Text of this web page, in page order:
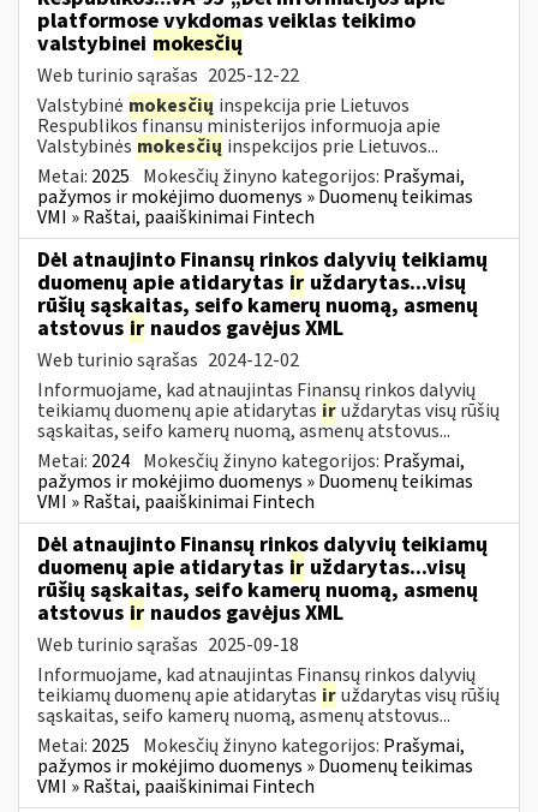
platformose vykdomas veiklas teikimo
valstybinei mokesčių
Web turinio sąrašas 2025-12-22
Valstybinė mokesčių inspekcija prie Lietuvos
Respublikos finansų ministerijos informuoja apie
Valstybinės mokesčių inspekcijos prie Lietuvos...
Metai: 2025 Mokesčių žinyno kategorijos: Prašymai,
pažymos ir mokėjimo duomenys » Duomenų teikimas
VMI » Raštai, paaiškinimai Fintech
Dėl atnaujinto Finansų rinkos dalyvių teikiamų
duomenų apie atidarytas ir uždarytas...visų
rūšių sąskaitas, seifo kamerų nuomą, asmenų
atstovus ir naudos gavėjus XML
Web turinio sąrašas 2024-12-02
Informuojame, kad atnaujintas Finansų rinkos dalyvių
teikiamų duomenų apie atidarytas iruždarytas visų rūšių
sąskaitas, seifo kamerų nuomą, asmenų atstovus...
Metai: 2024 Mokesčių žinyno kategorijos: Prašymai,
pažymos ir mokėjimo duomenys » Duomenų teikimas
VMI » Raštai, paaiškinimai Fintech
Dėl atnaujinto Finansų rinkos dalyvių teikiamų
duomenų apie atidarytas ir uždarytas...visų
rūšių sąskaitas, seifo kamerų nuomą, asmenų
atstovus ir naudos gavėjus XML
Web turinio sąrašas 2025-09-18
Informuojame, kad atnaujintas Finansų rinkos dalyvių
teikiamų duomenų apie atidarytas iruždarytas visų rūšių
sąskaitas, seifo kamerų nuomą, asmenų atstovus...
Metai: 2025 Mokesčių žinyno kategorijos: Prašymai,
pažymos ir mokėjimo duomenys » Duomenų teikimas
VMI » Raštai, paaiškinimai Fintech